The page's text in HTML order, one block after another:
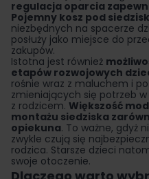
regulacja oparcia
Pojemny kosz pod
niezbędnych na spacerze
posłuży jako miejsce do
zakupów.
Istotna jest również
etapów rozwojowych
rośnie wraz z maluchem i
zmieniających się potrzeb
z rodzicem. Większość
montażu siedziska
opiekuna. To ważne, gdyż
zwykle czują się
rodzica. Starsze dzieci
swoje otoczenie.